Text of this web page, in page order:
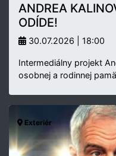
ANDREA
ODÍDE!
30.07.2026 | 18:00
Intermediálny projekt
osobnej a rodinnej
Exteriér